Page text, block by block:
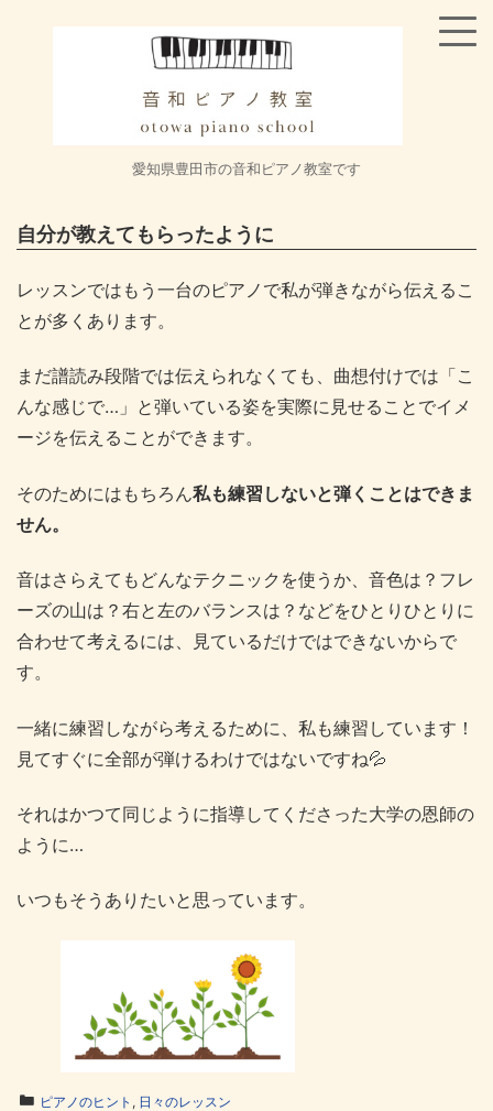
愛知県豊田市の音和ピアノ教室です
自分が教えてもらったように
レッスンではもう一台のピアノで私が弾きながら伝えるこ
とが多くあります。
まだ譜読み段階では伝えられなくても、曲想付けでは「こ
んな感じで…」と弾いている姿を実際に見せることでイメ
ージを伝えることができます。
そのためにはもちろん私も練習しないと弾くことはできま
せん。
音はさらえてもどんなテクニックを使うか、音色は？フレ
ーズの山は？右と左のバランスは？などをひとりひとりに
合わせて考えるには、見ているだけではできないからで
す。
一緒に練習しながら考えるために、私も練習しています！
見てすぐに全部が弾けるわけではないですね💦
それはかつて同じように指導してくださった大学の恩師の
ように…
いつもそうありたいと思っています。
ピアノのヒント , 日々のレッスン